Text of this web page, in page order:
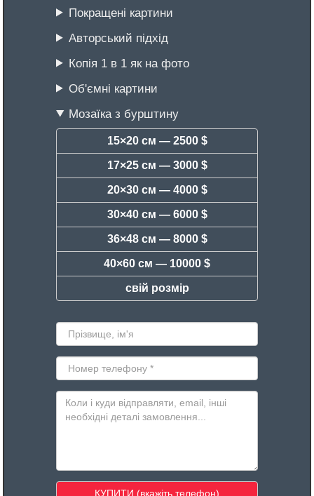
Покращені картини
Авторський підхід
Копія 1 в 1 як на фото
Об'ємні картини
Мозаїка з бурштину
15×20 см — 2500 $
17×25 см — 3000 $
20×30 см — 4000 $
30×40 см — 6000 $
36×48 см — 8000 $
40×60 см — 10000 $
свій розмір